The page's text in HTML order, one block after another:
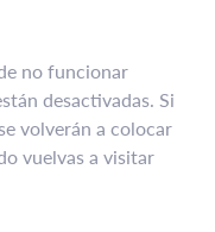
no funcionar
desactivadas. Si
volverán a colocar
vuelvas a visitar